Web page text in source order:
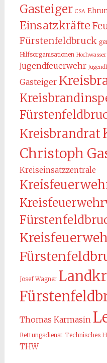
Gasteiger CSA
Einsatzkräfte
Fürstenfeldbruck
Hilfsorganisationen Hochwasser
Jugendfeuerwehr
Gasteiger
Kreisbrandrat
Christoph
Kreiseinsatzzentrale
Josef Wagner
Thomas Karmasin
Rettungsdienst Technisches
THW